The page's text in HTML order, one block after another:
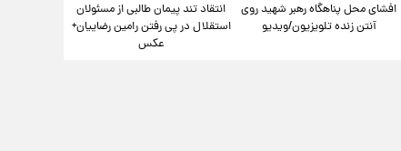
افشای محل پناهگاه‌ رهبر شهید روی
آنتن زنده تلویزیون/ویدیو
انتقاد تند پیمان طالبی از مسئولان
استقلال در پی رفتن رامین رضاییان+
عکس